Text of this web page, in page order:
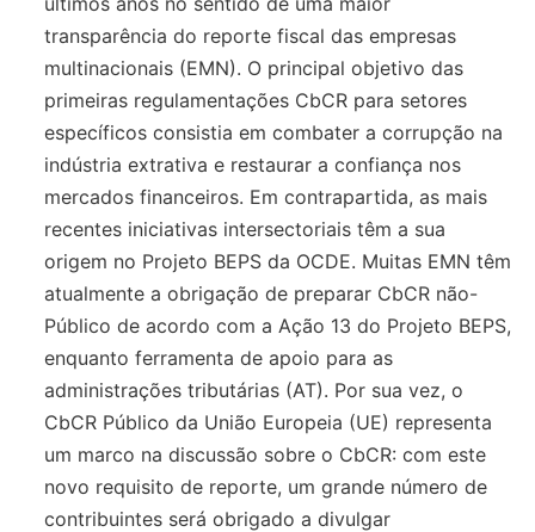
transparência do reporte fiscal das empresas
multinacionais (EMN). O principal objetivo das
primeiras regulamentações CbCR para setores
específicos consistia em combater a corrupção na
indústria extrativa e restaurar a confiança nos
mercados financeiros. Em contrapartida, as mais
recentes iniciativas intersectoriais têm a sua
origem no Projeto BEPS da OCDE. Muitas EMN têm
atualmente a obrigação de preparar CbCR não-
Público de acordo com a Ação 13 do Projeto BEPS,
enquanto ferramenta de apoio para as
administrações tributárias (AT). Por sua vez, o
CbCR Público da União Europeia (UE) representa
um marco na discussão sobre o CbCR: com este
novo requisito de reporte, um grande número de
contribuintes será obrigado a divulgar